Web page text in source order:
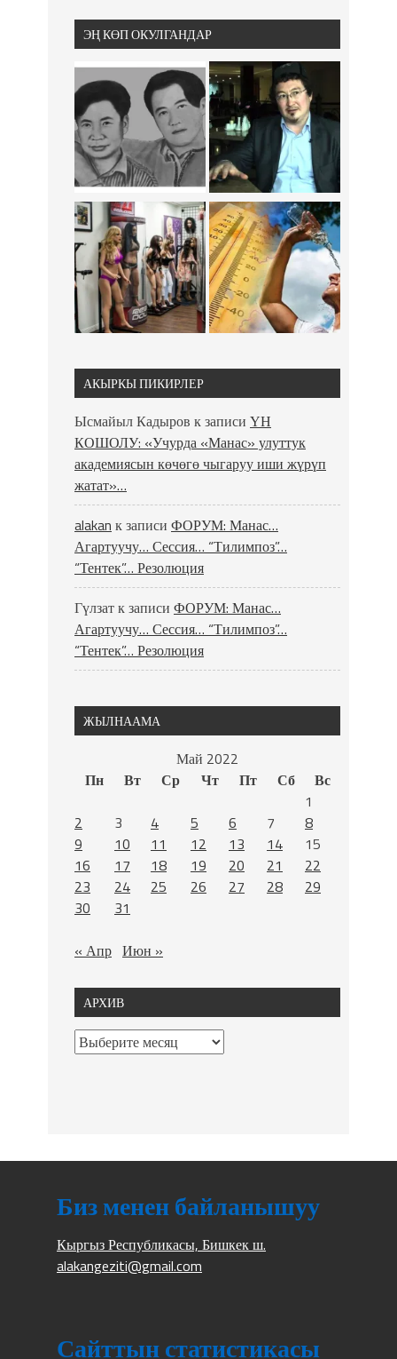
ЭҢ КӨП ОКУЛГАНДАР
АКЫРКЫ ПИКИРЛЕР
Ысмайыл Кадыров к записи ҮН
КОШОЛУ: «Учурда «Манас» улуттук
академиясын көчөгө чыгаруу иши жүрүп
жатат»…
alakan к записи ФОРУМ: Манас…
Агартуучу… Сессия… “Тилимпоз”…
“Тентек”… Резолюция
Гүлзатк записи ФОРУМ: Манас…
Агартуучу… Сессия… “Тилимпоз”…
“Тентек”… Резолюция
ЖЫЛНААМА
Май 2022
Пн
Вт Ср Чт Пт Сб
Вс
1
2
3 4 5 6 7
8
9
10 11 12 13 14
15
16
17 18 19 20 21
22
23
24 25 26 27 28
29
30
31
« Апр Июн »
АРХИВ
Биз менен байланышуу
Кыргыз Республикасы, Бишкек ш.
alakangeziti@gmail.com
Сайттын статистикасы